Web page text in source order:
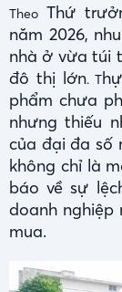
Theo Thứ
năm 2026,
nhà ở vừa túi
đô thị lớn. T
phẩm chưa
nhưng thiếu
của đại đa số
không chỉ là
báo về sự
doanh nghiệp
mua.